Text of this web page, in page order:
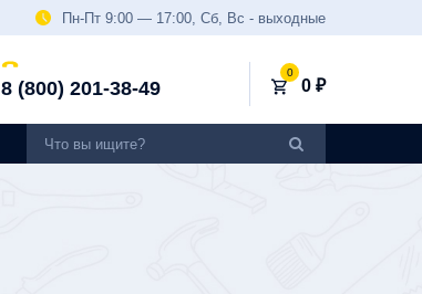
Пн-Пт 9:00 — 17:00, Сб, Вс - выходные
8 (800) 201-38-49
0
0 ₽